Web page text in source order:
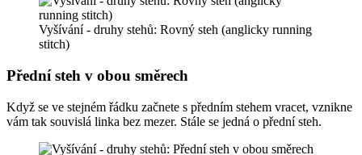
Vyšívání - druhy stehů: Rovný steh (anglicky running
stitch)
Přední steh v obou směrech
Když se ve stejném řádku začnete s předním stehem vracet, vznikne
vám tak souvislá linka bez mezer. Stále se jedná o přední steh.